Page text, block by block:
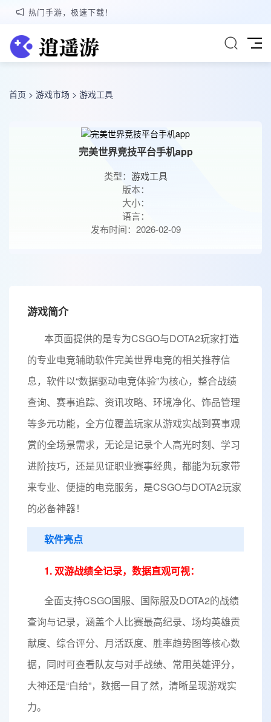
热门手游，极速下载！
首页 > 游戏市场 > 游戏工具
完美世界竞技平台手机app
类型： 游戏工具
版本：
大小：
语言：
发布时间：2026-02-09
游戏简介
本页面提供的是专为CSGO与DOTA2玩家打造
的专业电竞辅助软件完美世界电竞的相关推荐信
息，软件以“数据驱动电竞体验”为核心，整合战绩
查询、赛事追踪、资讯攻略、环境净化、饰品管理
等多元功能，全方位覆盖玩家从游戏实战到赛事观
赏的全场景需求，无论是记录个人高光时刻、学习
进阶技巧，还是见证职业赛事经典，都能为玩家带
来专业、便捷的电竞服务，是CSGO与DOTA2玩家
的必备神器！
软件亮点
1. 双游战绩全记录，数据直观可视：
全面支持CSGO国服、国际服及DOTA2的战绩
查询与记录，涵盖个人比赛最高纪录、场均英雄贡
献度、综合评分、月活跃度、胜率趋势图等核心数
据，同时可查看队友与对手战绩、常用英雄评分，
大神还是“白给”，数据一目了然，清晰呈现游戏实
力。